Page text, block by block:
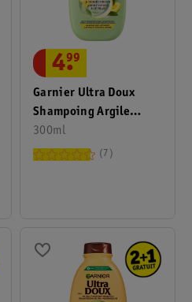
Garnier Ultra Doux
Shampoing Argile
Douce Et Cédrat
300ml
4.
99
7